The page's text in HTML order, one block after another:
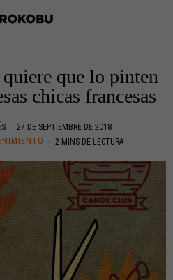
que lo pinten
chicas francesas
27 DE SEPTIEMBRE DE 2018
2 MINS DE LECTURA